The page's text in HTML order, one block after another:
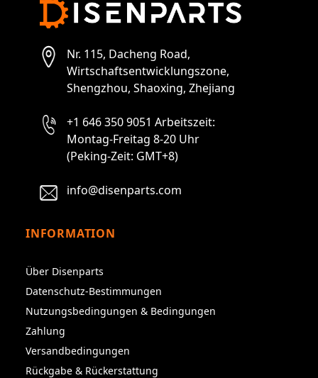
Nr. 115, Dacheng Road,
Wirtschaftsentwicklungszone,
Shengzhou, Shaoxing, Zhejiang
+1 646 350 9051 Arbeitszeit:
Montag-Freitag 8-20 Uhr
(Peking-Zeit: GMT+8)
info@disenparts.com
INFORMATION
Über Disenparts
Datenschutz-Bestimmungen
Nutzungsbedingungen & Bedingungen
Zahlung
Versandbedingungen
Rückgabe & Rückerstattung